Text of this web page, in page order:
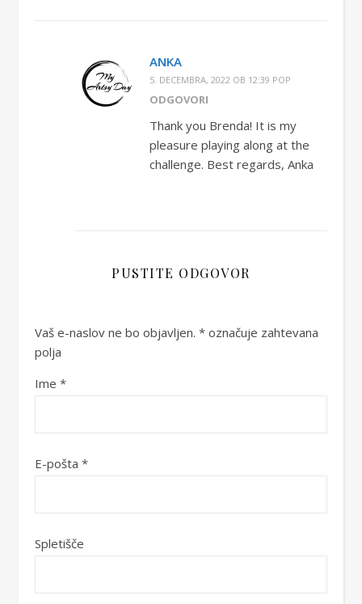
ANKA
5. DECEMBRA, 2022 OB 12:39 POP
ODGOVORI
Thank you Brenda! It is my
pleasure playing along at the
challenge. Best regards, Anka
PUSTITE ODGOVOR
Vaš e-naslov ne bo objavljen. * označuje zahtevana
polja
Ime *
E-pošta *
Spletišče